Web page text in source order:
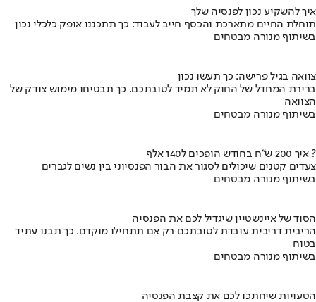
איך להשקיע נכון לפנסיה שלך
תוחלת החיים מתארכת והכסף חייב לעבוד: כך תתכננו אופק כלכלי נכון
בשיתוף מנורה מבטחים
צוואה בגיל פרישה: כך תעשו נכון
ברירת המחדל של החוק לא תמיד לטובתכם. כך תבטיחו מימוש צודק של
הצוואה
בשיתוף מנורה מבטחים
איך 200 ש"ח בחודש הופכים ל140 אלף ?
צעדים קטנים שיכולים לסגור את הבור הפנסיוני בין נשים לגברים
בשיתוף מנורה מבטחים
הסוד של איינשטיין שיגדיל לכם את הפנסיה
הריבית דריבית עובדת לטובתכם רק אם תתחילו מוקדם. כך תבנו עתיד
בטוח
בשיתוף מנורה מבטחים
הטעויות שיחתכו לכם את קצבת הפנסיה